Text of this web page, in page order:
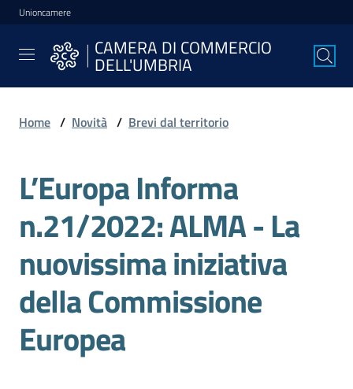
Vai al contenuto
Vai alla navigazione
Vai al footer
Unioncamere
CAMERA DI COMMERCIO
DELL'UMBRIA
CAMERA DI
COMMERCIO
DELL'UMBRIA
Camera
Avviare
l'Impresa
Gestire
l'Impresa
Home / Novità / Brevi dal territorio
L’Europa Informa
n.21/2022: ALMA - La
nuovissima iniziativa
della Commissione
Europea